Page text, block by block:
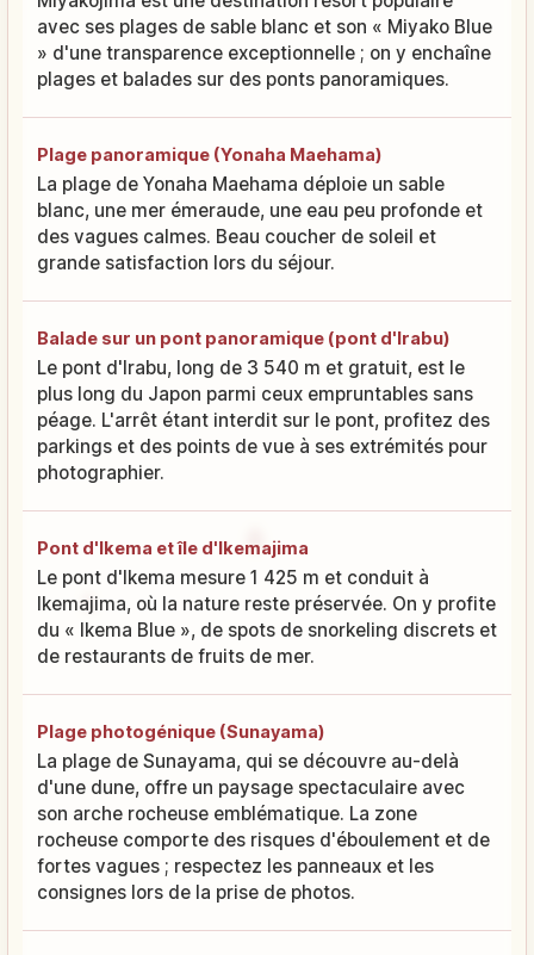
avec ses plages de sable blanc et son « Miyako Blue
» d'une transparence exceptionnelle ; on y enchaîne
plages et balades sur des ponts panoramiques.
Plage panoramique (Yonaha Maehama)
La plage de Yonaha Maehama déploie un sable
blanc, une mer émeraude, une eau peu profonde et
des vagues calmes. Beau coucher de soleil et
grande satisfaction lors du séjour.
Balade sur un pont panoramique (pont d'Irabu)
Le pont d'Irabu, long de 3 540 m et gratuit, est le
plus long du Japon parmi ceux empruntables sans
péage. L'arrêt étant interdit sur le pont, profitez des
parkings et des points de vue à ses extrémités pour
photographier.
Pont d'Ikema et île d'Ikemajima
Le pont d'Ikema mesure 1 425 m et conduit à
Ikemajima, où la nature reste préservée. On y profite
du « Ikema Blue », de spots de snorkeling discrets et
de restaurants de fruits de mer.
Plage photogénique (Sunayama)
La plage de Sunayama, qui se découvre au-delà
d'une dune, offre un paysage spectaculaire avec
son arche rocheuse emblématique. La zone
rocheuse comporte des risques d'éboulement et de
fortes vagues ; respectez les panneaux et les
consignes lors de la prise de photos.